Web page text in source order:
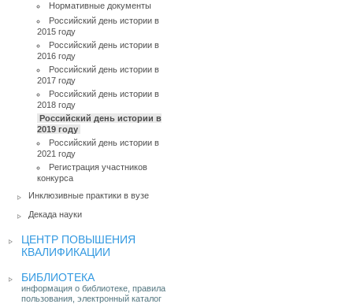
Нормативные документы
Российский день истории в
2015 году
Российский день истории в
2016 году
Российский день истории в
2017 году
Российский день истории в
2018 году
Российский день истории в
2019 году
Российский день истории в
2021 году
Регистрация участников
конкурса
Инклюзивные практики в вузе
Декада науки
ЦЕНТР ПОВЫШЕНИЯ
КВАЛИФИКАЦИИ
БИБЛИОТЕКА
информация о библиотеке, правила
пользования, электронный каталог